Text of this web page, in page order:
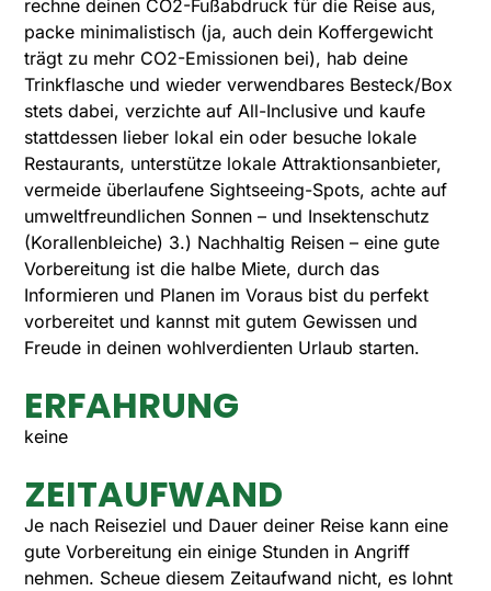
rechne deinen CO2-Fußabdruck für die Reise aus,
packe minimalistisch (ja, auch dein Koffergewicht
trägt zu mehr CO2-Emissionen bei), hab deine
Trinkflasche und wieder verwendbares Besteck/Box
stets dabei, verzichte auf All-Inclusive und kaufe
stattdessen lieber lokal ein oder besuche lokale
Restaurants, unterstütze lokale Attraktionsanbieter,
vermeide überlaufene Sightseeing-Spots, achte auf
umweltfreundlichen Sonnen – und Insektenschutz
(Korallenbleiche) 3.) Nachhaltig Reisen – eine gute
Vorbereitung ist die halbe Miete, durch das
Informieren und Planen im Voraus bist du perfekt
vorbereitet und kannst mit gutem Gewissen und
Freude in deinen wohlverdienten Urlaub starten.
ERFAHRUNG
keine
ZEITAUFWAND
Je nach Reiseziel und Dauer deiner Reise kann eine
gute Vorbereitung ein einige Stunden in Angriff
nehmen. Scheue diesem Zeitaufwand nicht, es lohnt